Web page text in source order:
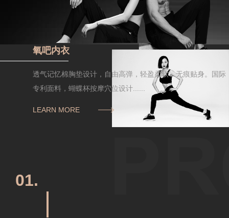
氧吧内衣
透气记忆棉胸垫设计，自由高弹，轻盈柔软，无痕贴身。国际
专利面料，蝴蝶杯按摩穴位设计......
LEARN MORE
01.